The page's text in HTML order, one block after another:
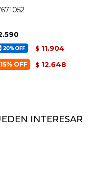
$ 11.904
$ 12.648
INTERESAR